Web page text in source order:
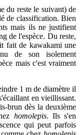
du reste le suivant) de
de classification. Bien
mais ils ne justifient
de l'espèce. Du reste,
fait de kawakami une
de son isolement
mais c'est vraiment
1 m de diamètre il
en vieillissant.
brun dès la deuxième
homolepis. Ils s'en
qui peut parfois